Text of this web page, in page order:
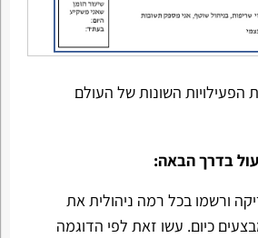
הפעילויות השונות של העולם
בדרך הבאה:
ורשמו בכל רמה ניהולית את
כיום. עשו זאת לפי הדוגמה